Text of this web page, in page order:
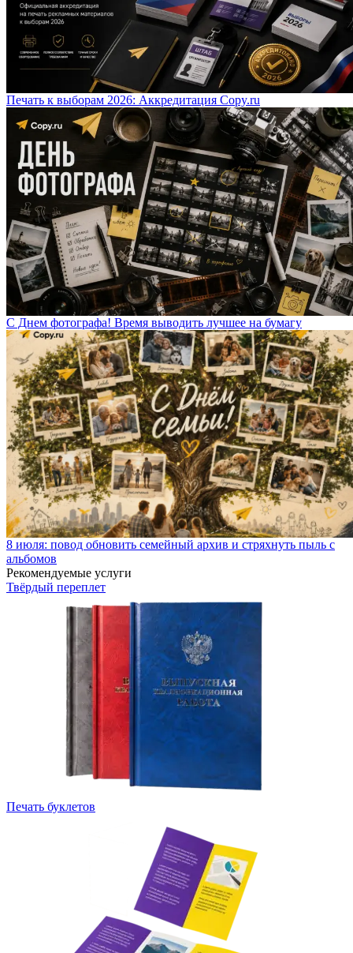
Печать к выборам 2026: Аккредитация Copy.ru
С Днем фотографа! Время выводить лучшее на бумагу
8 июля: повод обновить семейный архив и стряхнуть пыль с
альбомов
Рекомендуемые услуги
Твёрдый переплет
Печать буклетов